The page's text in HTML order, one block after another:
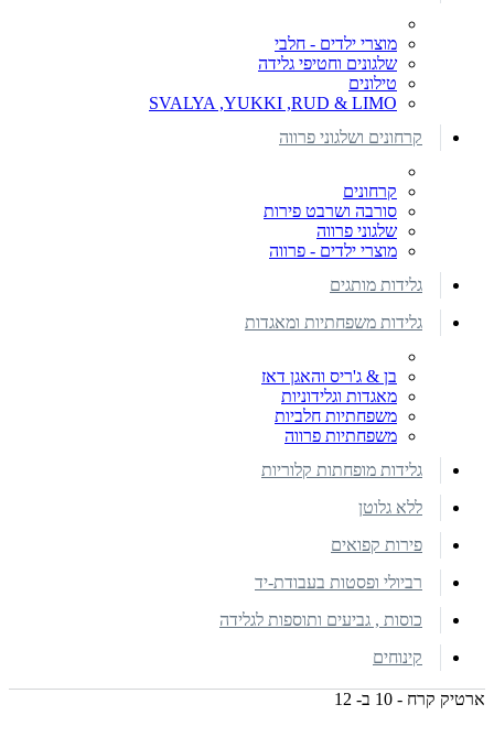
מוצרי ילדים - חלבי
שלגונים וחטיפי גלידה
טילונים
SVALYA ,YUKKI ,RUD & LIMO
קרחונים ושלגוני פרווה
קרחונים
סורבה ושרבט פירות
שלגוני פרווה
מוצרי ילדים - פרווה
גלידות מותגים
גלידות משפחתיות ומאגדות
בן & ג'ריס והאגן דאז
מאגדות וגלידוניות
משפחתיות חלביות
משפחתיות פרווה
גלידות מופחתות קלוריות
ללא גלוטן
פירות קפואים
רביולי ופסטות בעבודת-יד
כוסות , גביעים ותוספות לגלידה
קינוחים
ארטיק קרח - 10 ב- 12